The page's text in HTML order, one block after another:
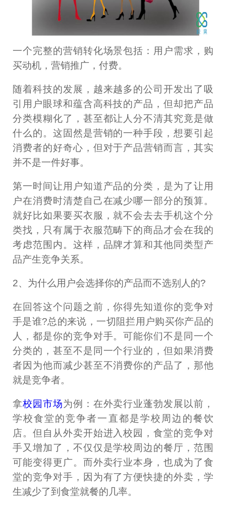
一个完整的营销转化场景包括：用户需求，购
买动机，营销推广，付费。
随着科技的发展，越来越多的公司开发出了吸
引用户眼球和蕴含高科技的产品，但却把产品
分类模糊化了，甚至都让人分不清其究竟是做
什么的。这固然是营销的一种手段，想要引起
消费者的好奇心，但对于产品营销而言，其实
并不是一件好事。
第一时间让用户知道产品的分类，是为了让用
户在消费时清楚自己在减少哪一部分的预算。
就好比如果要买衣服，就不会去去手机这个分
类找，只有属于衣服范畴下的商品才会在我的
考虑范围内。这样，品牌才算和其他同类型产
品产生竞争关系。
2、为什么用户会选择你的产品而不选别人的?
在回答这个问题之前，你得先知道你的竞争对
手是谁?总的来说，一切阻拦用户购买你产品的
人，都是你的竞争对手。可能你们不是同一个
分类的，甚至不是同一个行业的，但如果消费
者因为他而减少甚至不消费你的产品了，那他
就是竞争者。
拿校园市场为例：在外卖行业蓬勃发展以前，
学校食堂的竞争者一直都是学校周边的餐饮
店。但自从外卖开始进入校园，食堂的竞争对
手又增加了，不仅仅是学校周边的餐厅，范围
可能变得更广。而外卖行业本身，也成为了食
堂的竞争对手，因为有了方便快捷的外卖，学
生减少了到食堂就餐的几率。